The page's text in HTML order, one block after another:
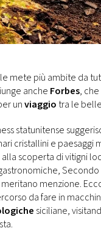
mete più ambite da
anche Forbes,
unviaggio tra le
statunitense
cristallini e paesaggi
alla scoperta di vitigni
meritano menzione.
da fare in
siciliane,